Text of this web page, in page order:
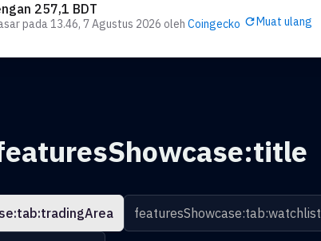
257,1 BDT
pada13.46, 7 Agustus 2026 oleh Coingecko Muat ulang
featuresShowcase:tab:watchlist